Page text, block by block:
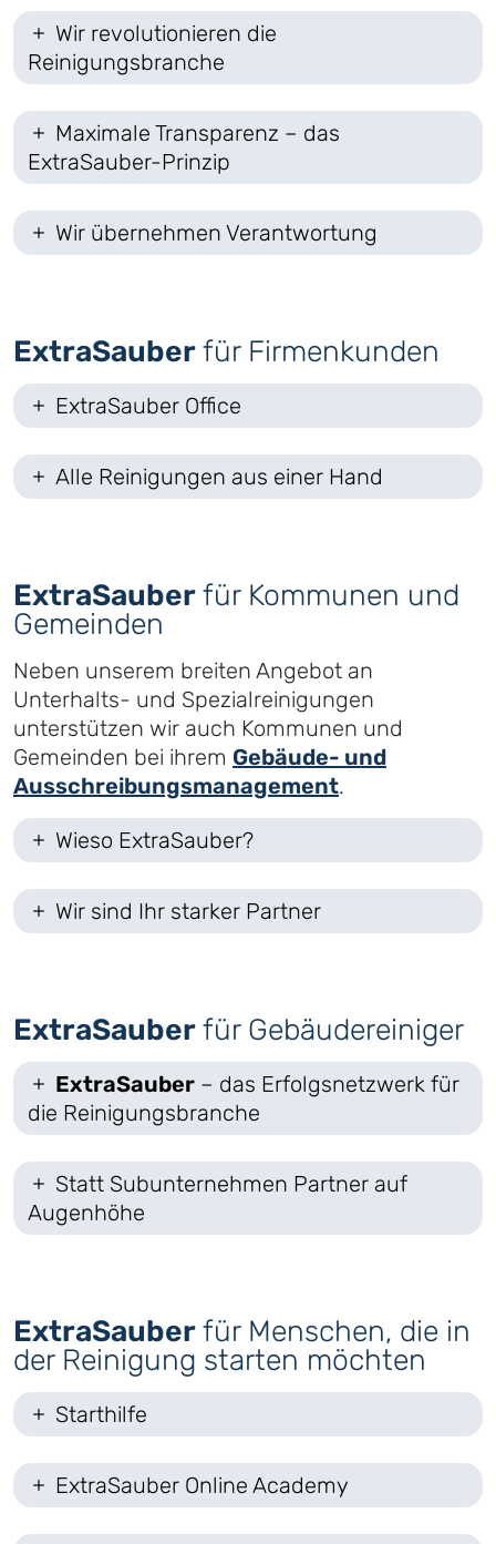
Wir revolutionieren die
Reinigungsbranche
Maximale Transparenz – das
ExtraSauber-Prinzip
Wir übernehmen Verantwortung
ExtraSauberfür Firmenkunden
ExtraSauber Office
Alle Reinigungen aus einer Hand
ExtraSauberfür Kommunen und
Gemeinden
Neben unserem breiten Angebot an
Unterhalts- und Spezialreinigungen
unterstützen wir auch Kommunen und
Gemeinden bei ihrem Gebäude- und
Ausschreibungsmanagement.
Wieso ExtraSauber?
Wir sind Ihr starker Partner
ExtraSauberfür Gebäudereiniger
ExtraSauber – das Erfolgsnetzwerk für
die Reinigungsbranche
Statt Subunternehmen Partner auf
Augenhöhe
ExtraSauberfür Menschen, die in
der Reinigung starten möchten
Starthilfe
ExtraSauber Online Academy